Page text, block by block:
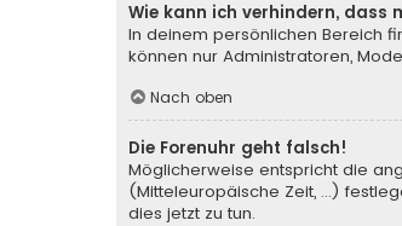
Wie kann ich verhindern, dass
In deinem persönlichen Bereich
können nur Administratoren,
Nach oben
Die Forenuhr geht falsch!
Möglicherweise entspricht die
(Mitteleuropäische Zeit, ...)
dies jetzt zu tun.